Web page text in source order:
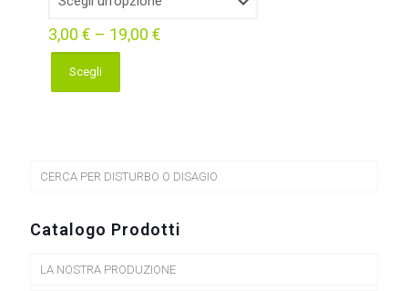
3,00 € – 19,00 €
Scegli
Questo
prodotto
opzioni
scelte
pagina
CERCA PER DISTURBO O DISAGIO
Catalogo Prodotti
LA NOSTRA PRODUZIONE